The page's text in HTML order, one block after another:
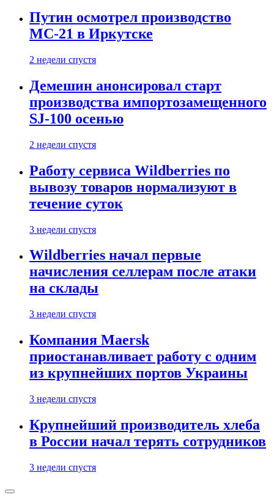
Путин осмотрел производство
МС-21 в Иркутске
2 недели спустя
Демешин анонсировал старт
производства импортозамещенного
SJ-100 осенью
2 недели спустя
Работу сервиса Wildberries по
вывозу товаров нормализуют в
течение суток
3 недели спустя
Wildberries начал первые
начисления селлерам после атаки
на склады
3 недели спустя
Компания Maersk
приостанавливает работу с одним
из крупнейших портов Украины
3 недели спустя
Крупнейший производитель хлеба
в России начал терять сотрудников
3 недели спустя